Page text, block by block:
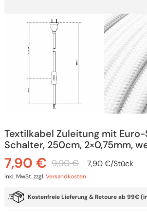
Textilkabel Zuleitung mit
Schalter, 250cm, 2×0,75mm,
9,90€
Ursprünglicher
Preis
war:
7,90 €
Aktueller
Preis
ist:
7,90€/Stück
inkl. MwSt.zzgl.Versandkosten
Kostenfreie Lieferung & Retoure ab 99€